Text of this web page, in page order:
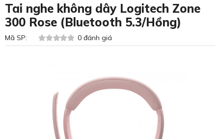
Tai nghe không dây Logitech Zone
300 Rose (Bluetooth 5.3/Hồng)
Mã SP: 0 đánh giá